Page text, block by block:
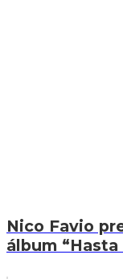
Nico Favio
álbum